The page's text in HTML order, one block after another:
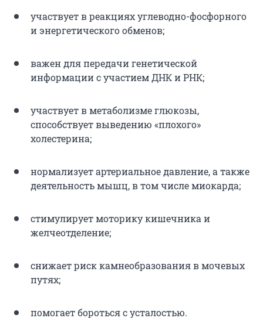
участвует в реакциях углеводно-фосфорного
и энергетического обменов;
важен для передачи генетической
информации с участием ДНК и РНК;
участвует в метаболизме глюкозы,
способствует выведению «плохого»
холестерина;
нормализует артериальное давление, а также
деятельность мышц, в том числе миокарда;
стимулирует моторику кишечника и
желчеотделение;
снижает риск камнеобразования в мочевых
путях;
помогает бороться с усталостью.